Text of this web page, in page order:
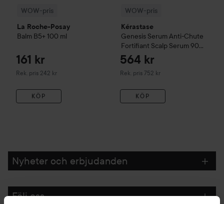
WOW-pris
La Roche-Posay
Balm B5+ 100 ml
161 kr
Rek. pris 242 kr
Rekommenderat pris 242 kr
KÖP
WOW-pris
Kérastase
Genesis Serum Anti-Chute
Fortifiant Scalp Serum90
ml
564 kr
Rek. pris 752 kr
Rekommenderat pris 752 kr
KÖP
Nyheter och erbjudanden
Följ oss